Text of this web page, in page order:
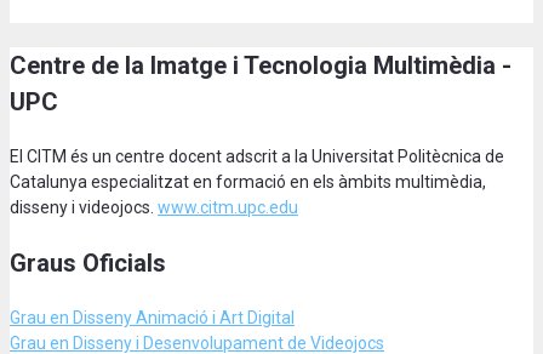
Centre de la Imatge i Tecnologia Multimèdia -
UPC
El CITM és un centre docent adscrit a la Universitat Politècnica de
Catalunya especialitzat en formació en els àmbits multimèdia,
disseny i videojocs. www.citm.upc.edu
Graus Oficials
Grau en Disseny Animació i Art Digital
Grau en Disseny i Desenvolupament de Videojocs